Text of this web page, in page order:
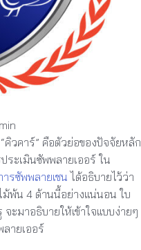
คิวคาร์” คือตัวย่อของปัจจัยหลัก
ระเมินซัพพลายเออร์ ใน
รซัพพลายเชน ได้อธิบายไว้ว่า
ม้พ้น 4 ด้านนี้อย่างแน่นอน ใบ
ะมาอธิบายให้เข้าใจแบบง่ายๆ
ายเออร์